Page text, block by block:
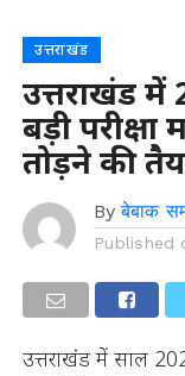
उत्तराखंड
उत्तराखंड
बड़ी परीक्षा
तोड़ने की
By बेबाक
Published
उत्तराखंड में साल